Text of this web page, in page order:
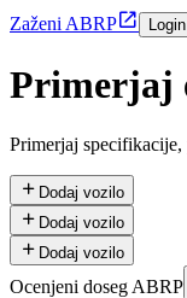
Zaženi ABRP Login
Primerjaj
Primerjaj
 Dodaj vozilo
 Dodaj vozilo
 Dodaj vozilo
Ocenjeni doseg ABRP